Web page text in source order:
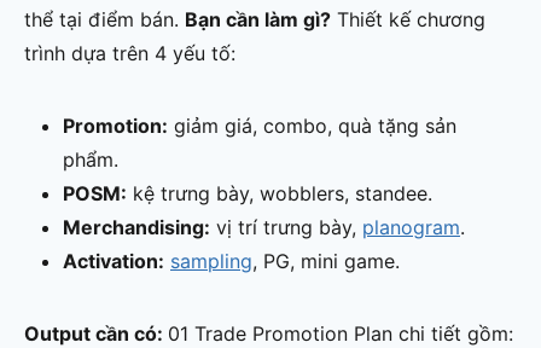
thể tại điểm bán. Bạn cần làm gì? Thiết kế chương
trình dựa trên 4 yếu tố:
Promotion: giảm giá, combo, quà tặng sản
phẩm.
POSM: kệ trưng bày, wobblers, standee.
Merchandising: vị trí trưng bày, planogram.
Activation: sampling, PG, mini game.
Output cần có: 01 Trade Promotion Plan chi tiết gồm: